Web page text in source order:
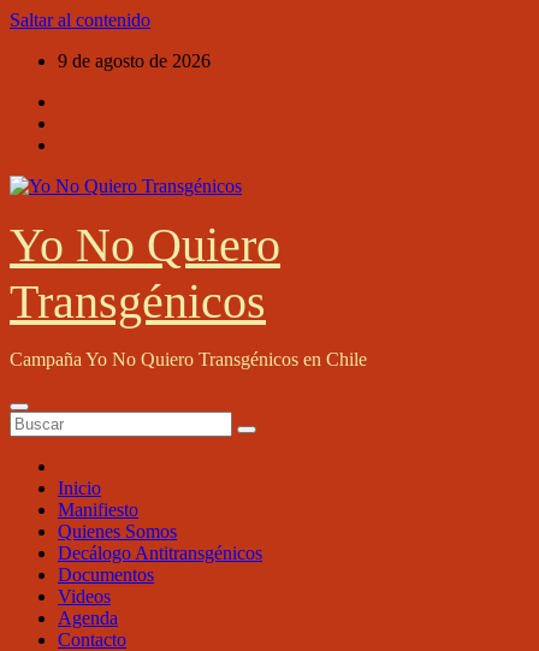
Saltar al contenido
9 de agosto de 2026
Yo No Quiero
Transgénicos
Campaña Yo No Quiero Transgénicos en Chile
Inicio
Manifiesto
Quienes Somos
Decálogo Antitransgénicos
Documentos
Videos
Agenda
Contacto